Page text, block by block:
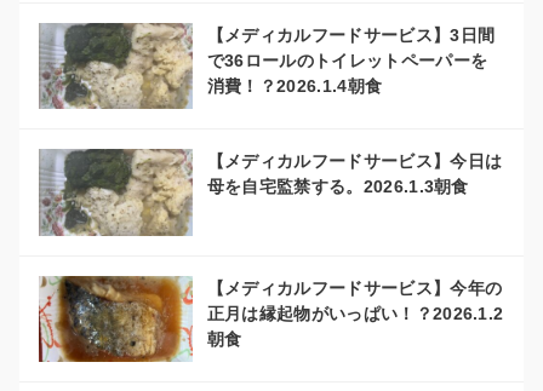
【メディカルフードサービス】3日間
で36ロールのトイレットペーパーを
消費！？2026.1.4朝食
【メディカルフードサービス】今日は
母を自宅監禁する。2026.1.3朝食
【メディカルフードサービス】今年の
正月は縁起物がいっぱい！？2026.1.2
朝食